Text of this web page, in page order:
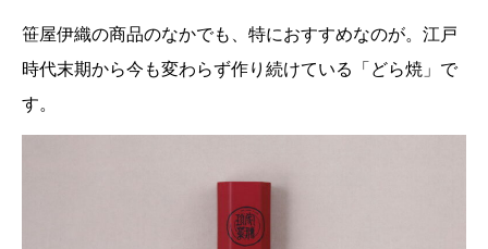
笹屋伊織の商品のなかでも、特におすすめなのが。江戸
時代末期から今も変わらず作り続けている「どら焼」で
す。